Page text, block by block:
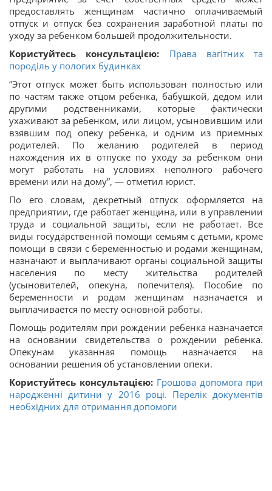
предоставлять женщинам частично оплачиваемый
отпуск и отпуск без сохранения заработной платы по
уходу за ребенком большей продолжительности.
Користуйтесь консультацією: Права вагітних та
породіль у пологих будинках
“Этот отпуск может быть использован полностью или
по частям также отцом ребенка, бабушкой, дедом или
другими родственниками, которые фактически
ухаживают за ребенком, или лицом, усыновившим или
взявшим под опеку ребенка, и одним из приемных
родителей. По желанию родителей в период
нахождения их в отпуске по уходу за ребенком они
могут работать на условиях неполного рабочего
времени или на дому”, — отметил юрист.
По его словам, декретный отпуск оформляется на
предприятии, где работает женщина, или в управлении
труда и социальной защиты, если не работает. Все
виды государственной помощи семьям с детьми, кроме
помощи в связи с беременностью и родами женщинам,
назначают и выплачивают органы социальной защиты
населения по месту жительства родителей
(усыновителей, опекуна, попечителя). Пособие по
беременности и родам женщинам назначается и
выплачивается по месту основной работы.
Помощь родителям при рождении ребенка назначается
на основании свидетельства о рождении ребенка.
Опекунам указанная помощь назначается на
основании решения об установлении опеки.
Користуйтесь консультацією: Грошова допомога при
народженні дитини у 2016 році. Перелік документів
необхідних для отримання допомоги